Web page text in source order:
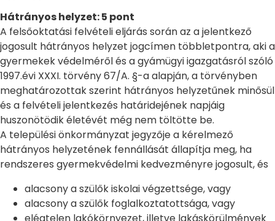
Hátrányos helyzet: 5 pont
A felsőoktatási felvételi eljárás során az a jelentkező
jogosult hátrányos helyzet jogcímen többletpontra, aki a
gyermekek védelméről és a gyámügyi igazgatásról szóló
1997.évi XXXI. törvény 67/A. §-a alapján, a törvényben
meghatározottak szerint hátrányos helyzetűnek minősül
és a felvételi jelentkezés határidejének napjáig
huszonötödik életévét még nem töltötte be.
A települési önkormányzat jegyzője a kérelmező
hátrányos helyzetének fennállását állapítja meg, ha
rendszeres gyermekvédelmi kedvezményre jogosult, és
alacsony a szülők iskolai végzettsége, vagy
alacsony a szülők foglalkoztatottsága, vagy